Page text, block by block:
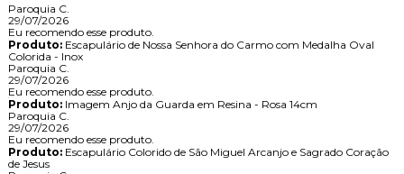
Paroquia C.
29/07/2026
Eu recomendo esse produto.
Produto:Escapulário de Nossa Senhora do Carmo com Medalha Oval
Colorida - Inox
Paroquia C.
29/07/2026
Eu recomendo esse produto.
Produto:Imagem Anjo da Guarda em Resina - Rosa 14cm
Paroquia C.
29/07/2026
Eu recomendo esse produto.
Produto:Escapulário Colorido de São Miguel Arcanjo e Sagrado Coração
de Jesus